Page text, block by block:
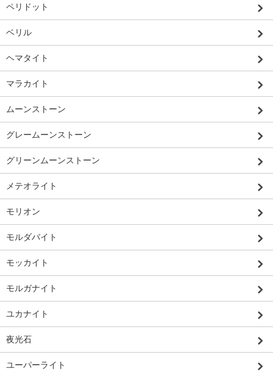
ペリドット
ベリル
ヘマタイト
マラカイト
ムーンストーン
グレームーンストーン
グリーンムーンストーン
メテオライト
モリオン
モルダバイト
モッカイト
モルガナイト
ユカナイト
夜光石
ユーパーライト